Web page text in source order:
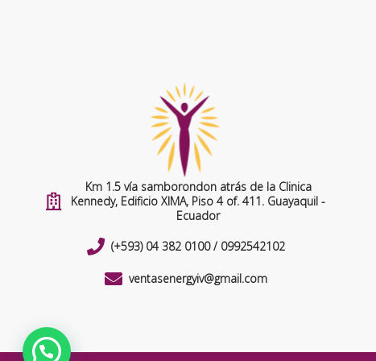
Km 1.5 vía samborondon atrás de la Clinica
Kennedy, Edificio XIMA, Piso 4 of. 411. Guayaquil -
Ecuador
(+593) 04 382 0100 / 0992542102
ventasenergyiv@gmail.com